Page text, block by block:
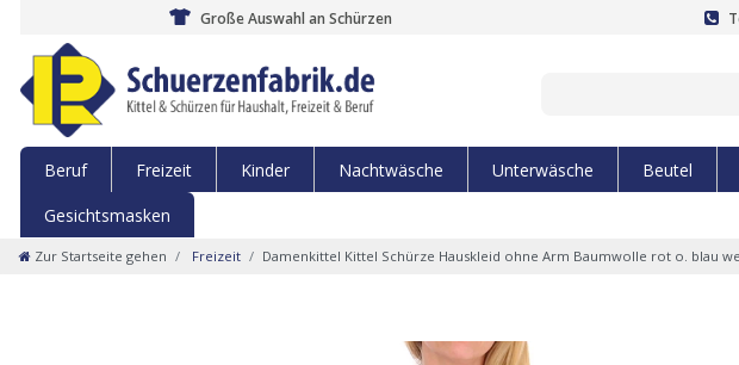
Große Auswahl an Schürzen
Beruf Freizeit Kinder Nachtwäsche Unterwäsche Beutel
Gesichtsmasken
Zur Startseite gehen Freizeit Damenkittel Kittel Schürze Hauskleid ohne Arm Baumwolle rot o. blau